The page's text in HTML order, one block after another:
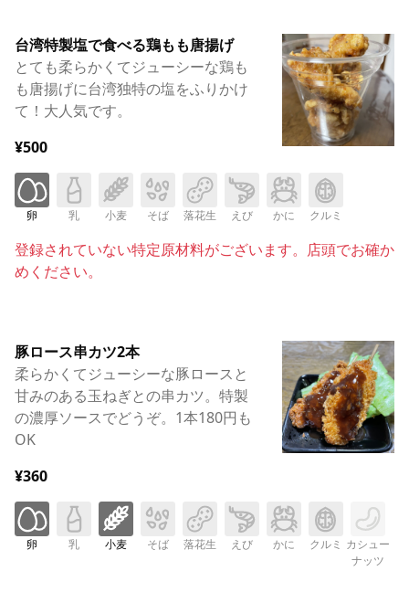
台湾特製塩で食べる鶏もも唐揚げ
とても柔らかくてジューシーな鶏も
も唐揚げに台湾独特の塩をふりかけ
て！大人気です。
¥500
卵 乳 小麦 そば 落花生 えび かに クルミ
登録されていない特定原材料がございます。店頭でお確か
めください。
豚ロース串カツ2本
柔らかくてジューシーな豚ロースと
甘みのある玉ねぎとの串カツ。特製
の濃厚ソースでどうぞ。1本180円も
OK
¥360
卵 乳 小麦 そば 落花生 えび かに クルミ カシュー
ナッツ